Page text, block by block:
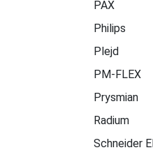
PAX
Philips
Plejd
PM-FLEX
Prysmian
Radium
Schneider